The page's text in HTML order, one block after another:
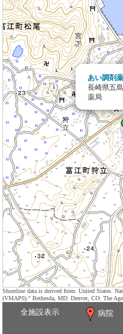
あい調剤
長崎県五
薬局
Shoreline data is derived from: United States.
(VMAP0)." Bethesda, MD: Denver, CO: The
全施設表示 病院